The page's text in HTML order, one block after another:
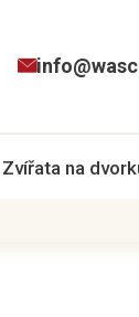
Zvířata na